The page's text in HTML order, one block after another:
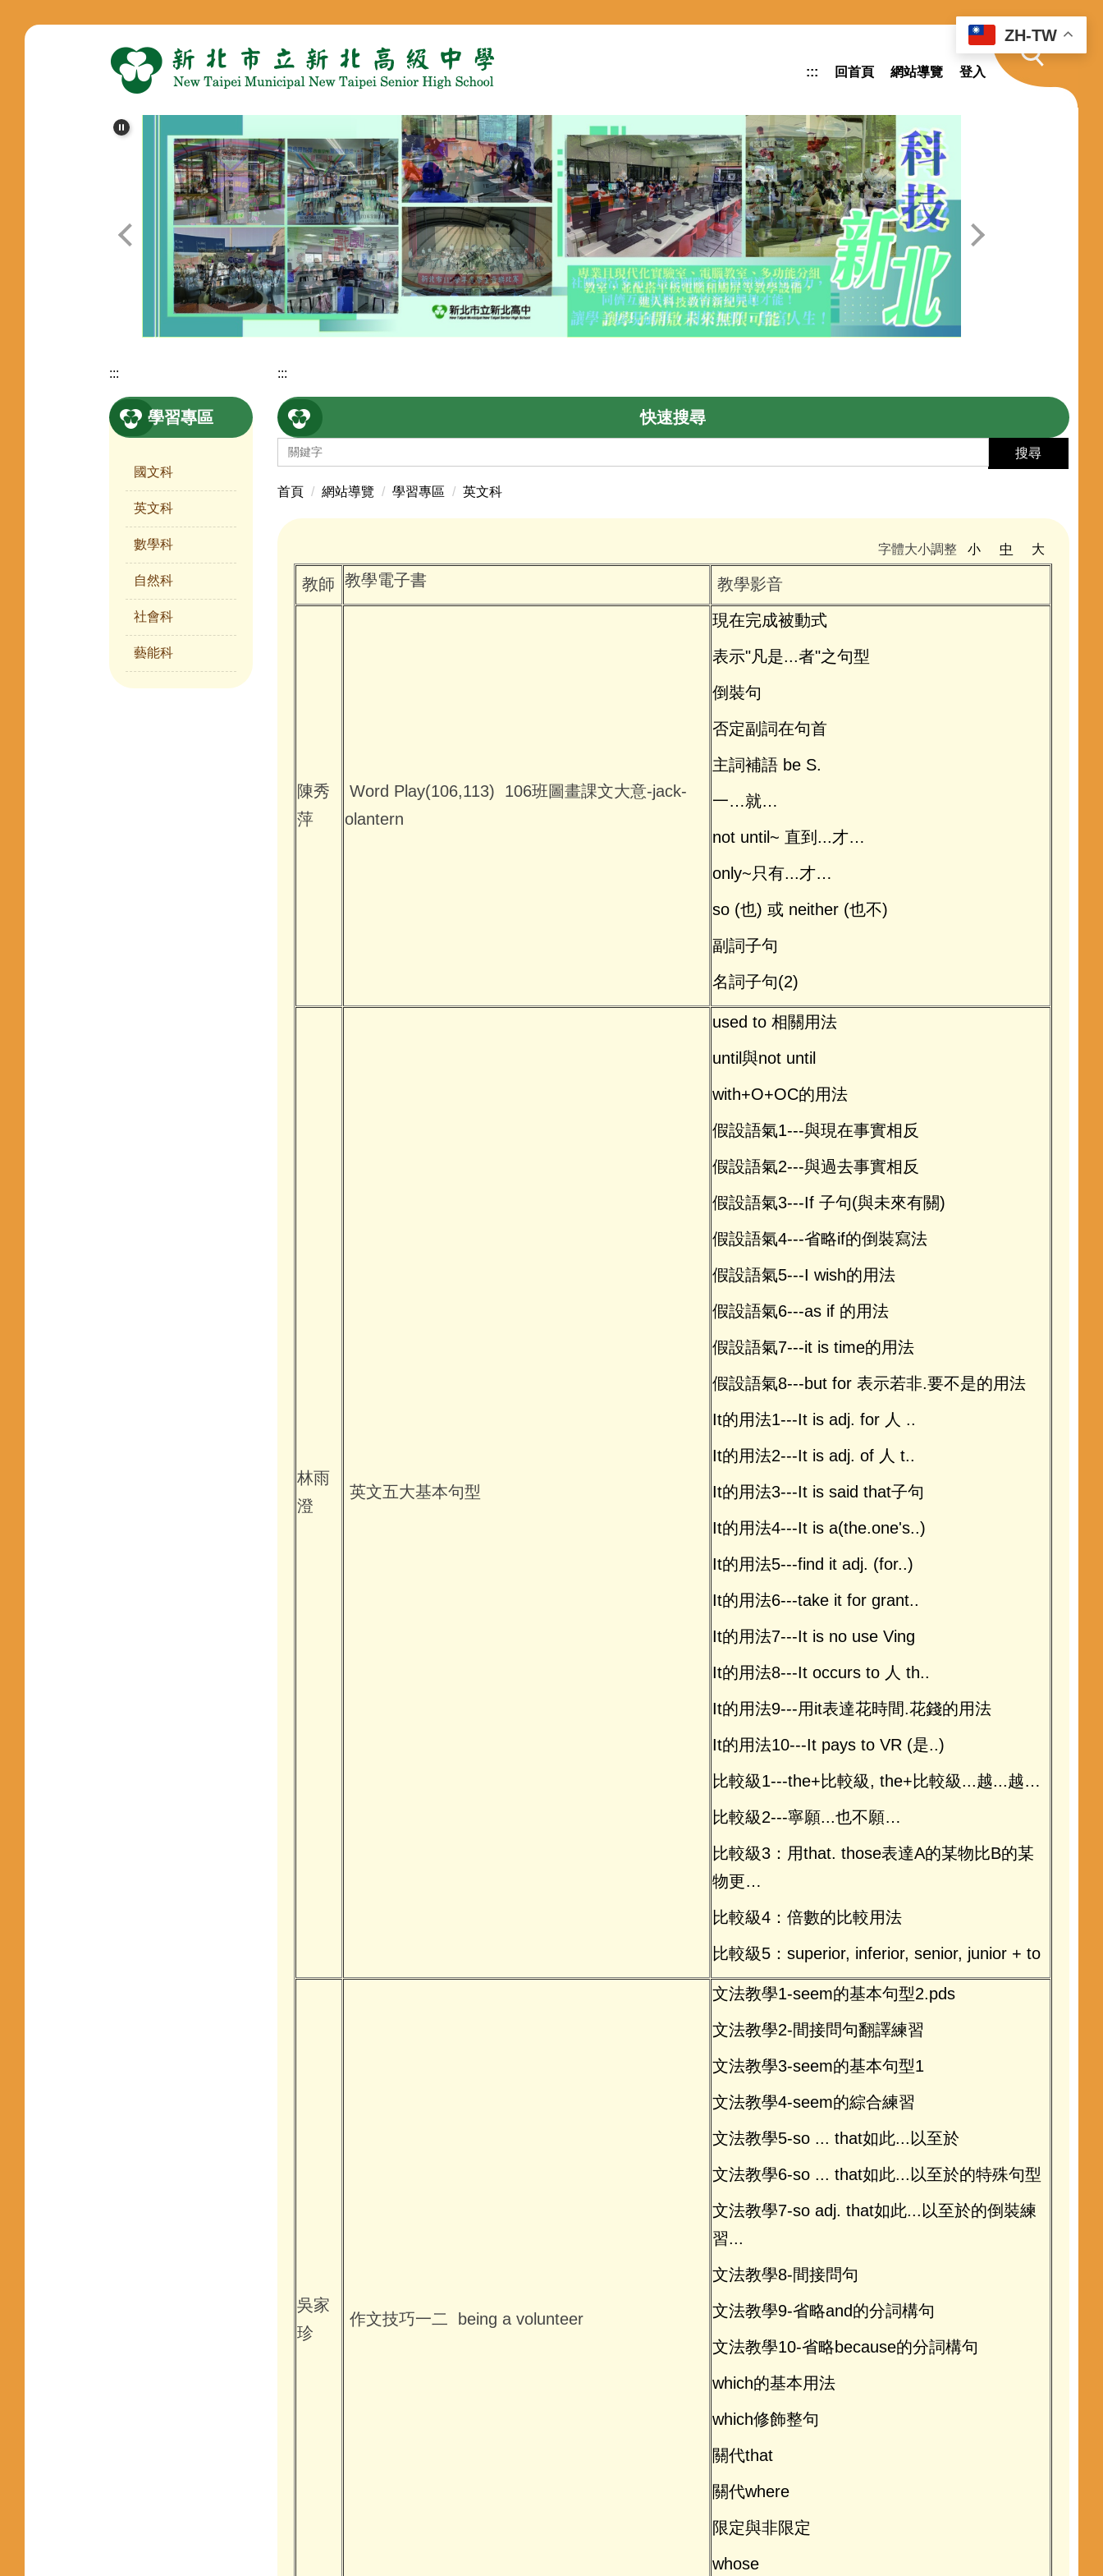
ZH-TW
::: 回首頁 網站導覽 登入
:::
學習專區
國文科
英文科
數學科
自然科
社會科
藝能科
:::
快速搜尋
搜尋
首頁 網站導覽 學習專區 英文科
字體大小調整 小 中 大
教師 教學電子書 教學影音
陳秀
萍
Word Play(106,113) 106班圖畫課文大意-jack-
olantern
現在完成被動式
表示"凡是...者"之句型
倒裝句
否定副詞在句首
主詞補語 be S.
一…就…
not until~ 直到...才…
only~只有...才…
so (也) 或 neither (也不)
副詞子句
名詞子句(2)
林雨
澄
英文五大基本句型
used to 相關用法
until與not until
with+O+OC的用法
假設語氣1---與現在事實相反
假設語氣2---與過去事實相反
假設語氣3---If 子句(與未來有關)
假設語氣4---省略if的倒裝寫法
假設語氣5---I wish的用法
假設語氣6---as if 的用法
假設語氣7---it is time的用法
假設語氣8---but for 表示若非.要不是的用法
It的用法1---It is adj. for 人 ..
It的用法2---It is adj. of 人 t..
It的用法3---It is said that子句
It的用法4---It is a(the.one's..)
It的用法5---find it adj. (for..)
It的用法6---take it for grant..
It的用法7---It is no use Ving
It的用法8---It occurs to 人 th..
It的用法9---用it表達花時間.花錢的用法
It的用法10---It pays to VR (是..)
比較級1---the+比較級, the+比較級...越...越…
比較級2---寧願...也不願…
比較級3：用that. those表達A的某物比B的某
物更…
比較級4：倍數的比較用法
比較級5：superior, inferior, senior, junior + to
吳家
珍
作文技巧一二 being a volunteer
文法教學1-seem的基本句型2.pds
文法教學2-間接問句翻譯練習
文法教學3-seem的基本句型1
文法教學4-seem的綜合練習
文法教學5-so ... that如此...以至於
文法教學6-so ... that如此...以至於的特殊句型
文法教學7-so adj. that如此...以至於的倒裝練
習...
文法教學8-間接問句
文法教學9-省略and的分詞構句
文法教學10-省略because的分詞構句
which的基本用法
which修飾整句
關代that
關代where
限定與非限定
whose